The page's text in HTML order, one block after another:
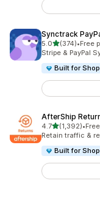
Synctrack
5.0별 5개 중
(374)
총 리뷰 374개
•Free
Stripe & PayPal
Built for
AfterShip
4.7별 5개 중
(1,392)
총 리뷰 1392개
•
Retain traffic &
Built for